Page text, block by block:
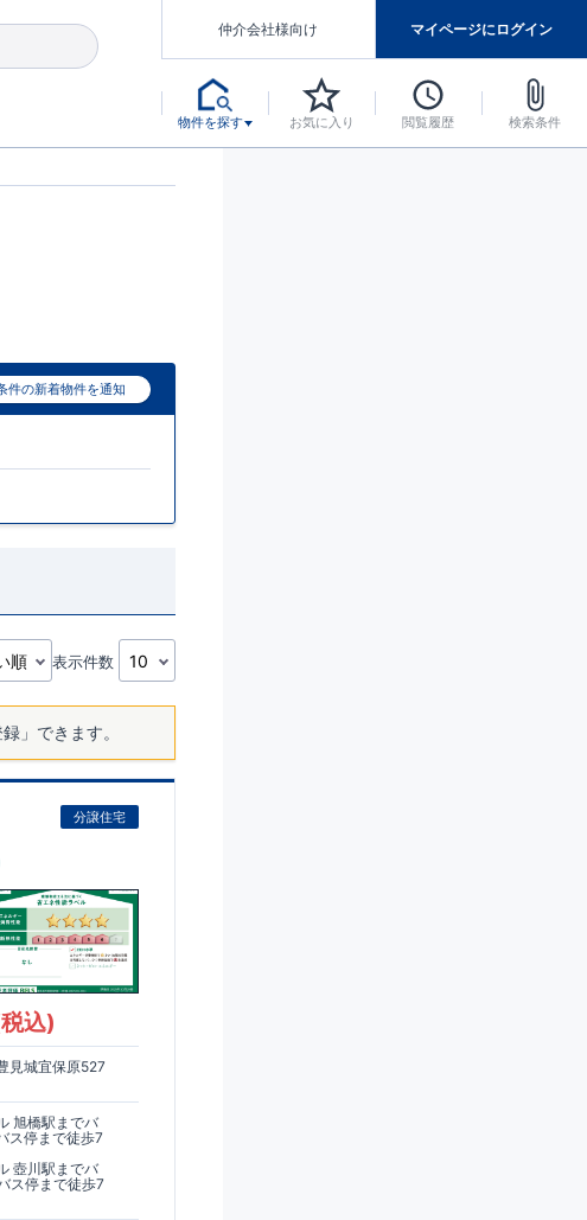
仲介会社様向け マイページにログイン
物件を探す お気に入り 閲覧履歴 検索条件
件の新着物件を通知
表示件数
」できます。
分譲住宅
込)
見城宜保原527
旭橋駅までバ
ス停まで徒歩7
壺川駅までバ
ス停まで徒歩7